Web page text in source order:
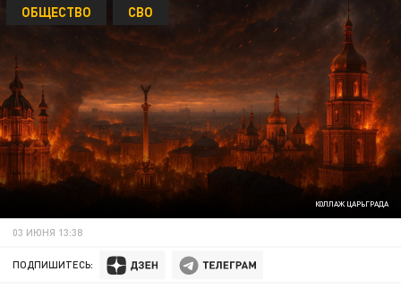
КОЛЛАЖ ЦАРЬГРАДА
ОБЩЕСТВО СВО
03 ИЮНЯ 13:38
ПОДПИШИТЕСЬ: